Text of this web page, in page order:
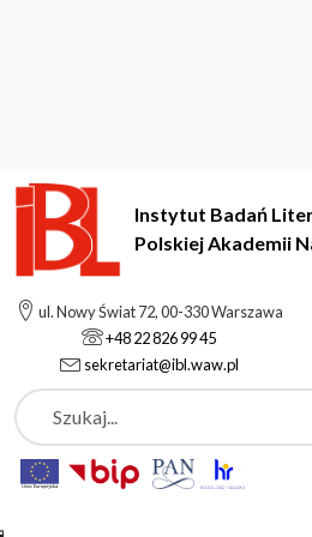
Instytut Badań
Polskiej Akademii
ul. Nowy Świat 72, 00-330 Warszawa
+48 22 826 99 45
sekretariat@ibl.waw.pl
Szukaj
Instytut Badań Literackich Polskiej
Aktualności
Odeszła profesor dr hab. Alina
Aktualności